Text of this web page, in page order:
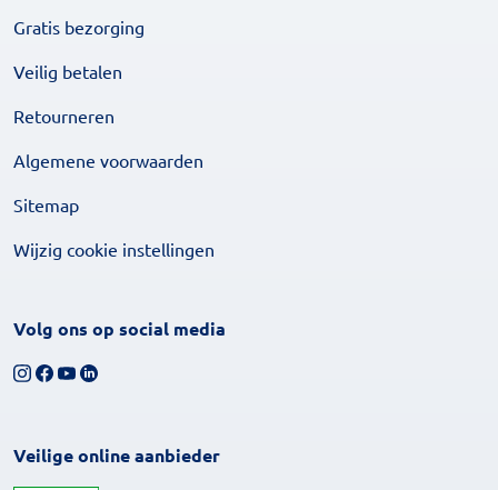
Gratis bezorging
Veilig betalen
Retourneren
Algemene voorwaarden
Sitemap
Wijzig cookie instellingen
Volg ons op social media
Volg ons op Instagram
Volg ons op Facebook
Bekijk ons YouTube-kanaal
Volg ons op LinkedIn
Veilige online aanbieder